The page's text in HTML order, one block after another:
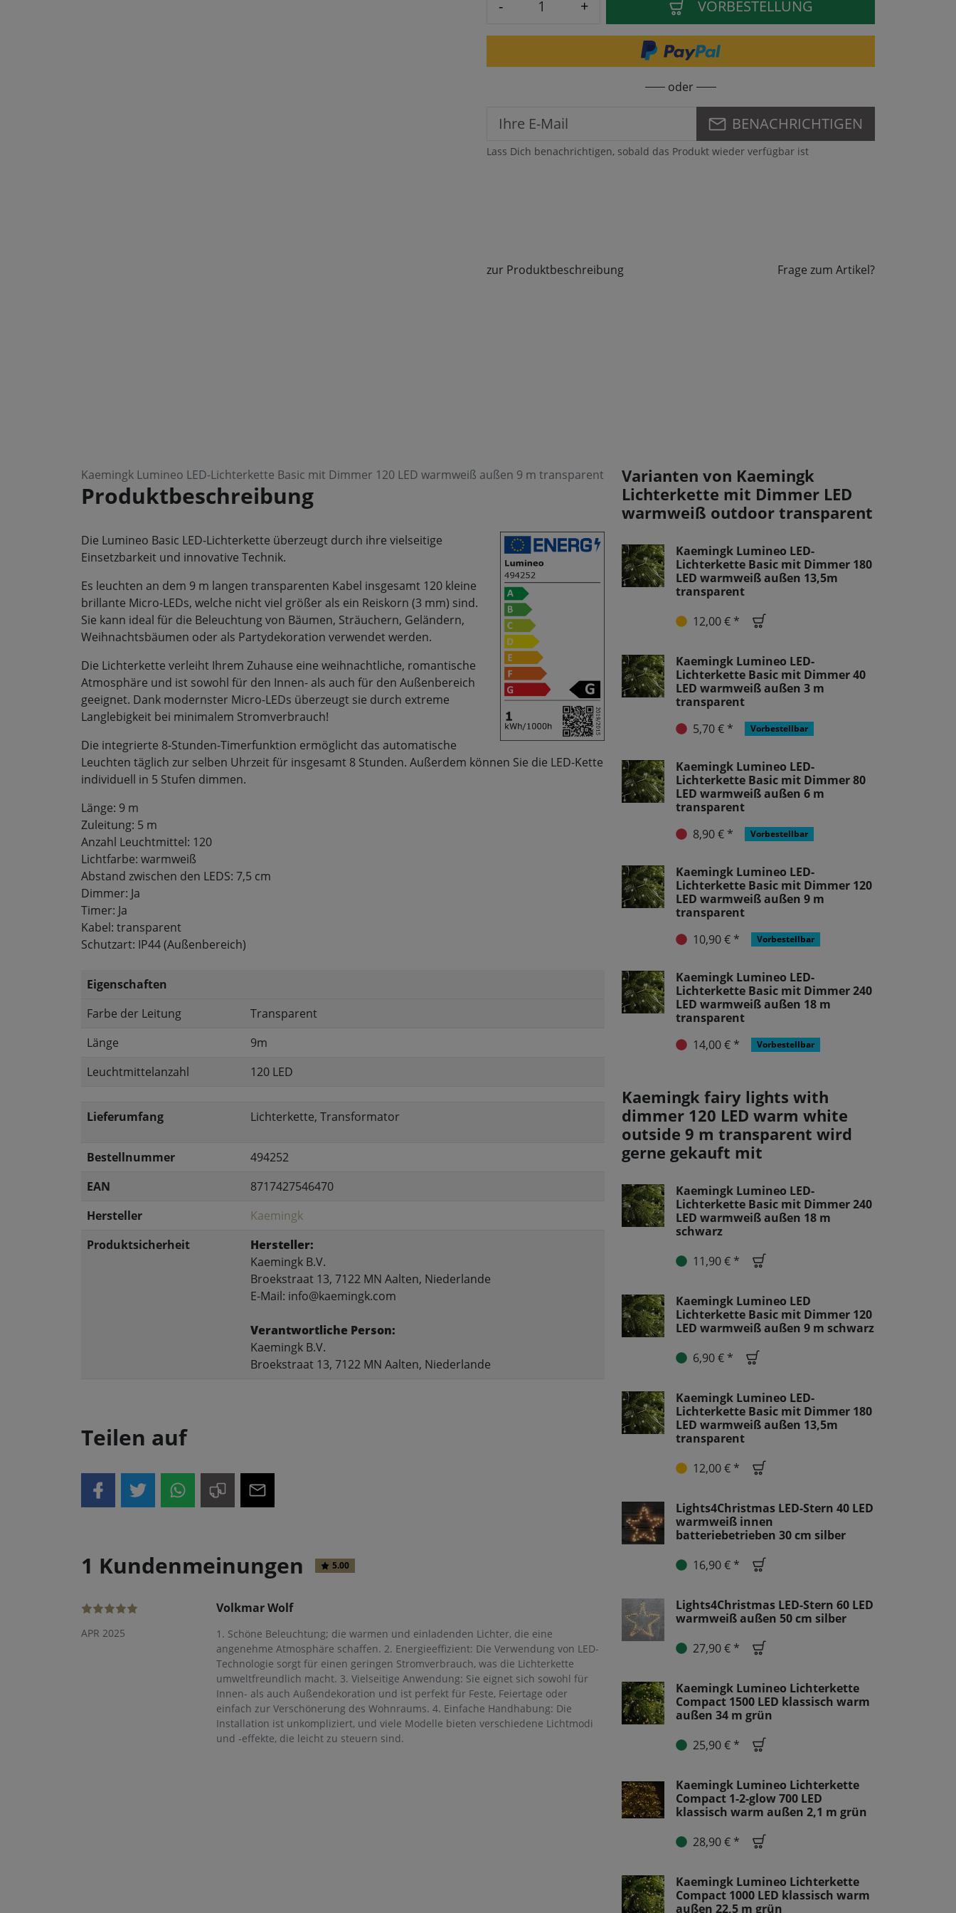
- + VORBESTELLUNG
oder
BENACHRICHTIGEN
Lass Dich benachrichtigen, sobald das Produkt wieder verfügbar ist
zur Produktbeschreibung Frage zum Artikel?
Kaemingk Lumineo LED-Lichterkette Basic mit Dimmer 120 LED warmweiß außen 9 m transparent
Produktbeschreibung
Die Lumineo Basic LED-Lichterkette überzeugt durch ihre vielseitige
Einsetzbarkeit und innovative Technik.
Es leuchten an dem 9 m langen transparenten Kabel insgesamt 120 kleine
brillante Micro-LEDs, welche nicht viel größer als ein Reiskorn (3 mm) sind.
Sie kann ideal für die Beleuchtung von Bäumen, Sträuchern, Geländern,
Weihnachtsbäumen oder als Partydekoration verwendet werden.
Die Lichterkette verleiht Ihrem Zuhause eine weihnachtliche, romantische
Atmosphäre und ist sowohl für den Innen- als auch für den Außenbereich
geeignet. Dank modernster Micro-LEDs überzeugt sie durch extreme
Langlebigkeit bei minimalem Stromverbrauch!
Die integrierte 8-Stunden-Timerfunktion ermöglicht das automatische
Leuchten täglich zur selben Uhrzeit für insgesamt 8 Stunden. Außerdem können Sie die LED-Kette
individuell in 5 Stufen dimmen.
Länge: 9 m
Zuleitung: 5 m
Anzahl Leuchtmittel: 120
Lichtfarbe: warmweiß
Abstand zwischen den LEDS: 7,5 cm
Dimmer: Ja
Timer: Ja
Kabel: transparent
Schutzart: IP44 (Außenbereich)
Eigenschaften
Farbe der Leitung
Transparent
Länge
9m
Leuchtmittelanzahl
120 LED
Lieferumfang Lichterkette, Transformator
Bestellnummer
494252
EAN
8717427546470
Hersteller
Kaemingk
Produktsicherheit
Hersteller:
Kaemingk B.V.
Broekstraat 13, 7122 MN Aalten, Niederlande
E-Mail: info@kaemingk.com
Verantwortliche Person:
Kaemingk B.V.
Broekstraat 13, 7122 MN Aalten, Niederlande
Teilen auf
1 Kundenmeinungen 5.00
APR 2025
Volkmar Wolf
1. Schöne Beleuchtung; die warmen und einladenden Lichter, die eine
angenehme Atmosphäre schaffen. 2. Energieeffizient: Die Verwendung von LED-
Technologie sorgt für einen geringen Stromverbrauch, was die Lichterkette
umweltfreundlich macht. 3. Vielseitige Anwendung: Sie eignet sich sowohl für
Innen- als auch Außendekoration und ist perfekt für Feste, Feiertage oder
einfach zur Verschönerung des Wohnraums. 4. Einfache Handhabung: Die
Installation ist unkompliziert, und viele Modelle bieten verschiedene Lichtmodi
und -effekte, die leicht zu steuern sind.
Varianten von Kaemingk
Lichterkette mit Dimmer LED
warmweiß outdoor transparent
Kaemingk Lumineo LED-
Lichterkette Basic mit Dimmer 180
LED warmweiß außen 13,5m
transparent
12,00 € *
Kaemingk Lumineo LED-
Lichterkette Basic mit Dimmer 40
LED warmweiß außen 3 m
transparent
5,70 € *
Vorbestellbar
Kaemingk Lumineo LED-
Lichterkette Basic mit Dimmer 80
LED warmweiß außen 6 m
transparent
8,90 € *
Vorbestellbar
Kaemingk Lumineo LED-
Lichterkette Basic mit Dimmer 120
LED warmweiß außen 9 m
transparent
10,90 € *
Vorbestellbar
Kaemingk Lumineo LED-
Lichterkette Basic mit Dimmer 240
LED warmweiß außen 18 m
transparent
14,00 € *
Vorbestellbar
Kaemingk fairy lights with
dimmer 120 LED warm white
outside 9 m transparent wird
gerne gekauft mit
Kaemingk Lumineo LED-
Lichterkette Basic mit Dimmer 240
LED warmweiß außen 18 m
schwarz
11,90 € *
Kaemingk Lumineo LED
Lichterkette Basic mit Dimmer 120
LED warmweiß außen 9 m schwarz
6,90 € *
Kaemingk Lumineo LED-
Lichterkette Basic mit Dimmer 180
LED warmweiß außen 13,5m
transparent
12,00 € *
Lights4Christmas LED-Stern 40 LED
warmweiß innen
batteriebetrieben 30 cm silber
16,90 € *
Lights4Christmas LED-Stern 60 LED
warmweiß außen 50 cm silber
27,90 € *
Kaemingk Lumineo Lichterkette
Compact 1500 LED klassisch warm
außen 34 m grün
25,90 € *
Kaemingk Lumineo Lichterkette
Compact 1-2-glow 700 LED
klassisch warm außen 2,1 m grün
28,90 € *
Kaemingk Lumineo Lichterkette
Compact 1000 LED klassisch warm
außen 22,5 m grün